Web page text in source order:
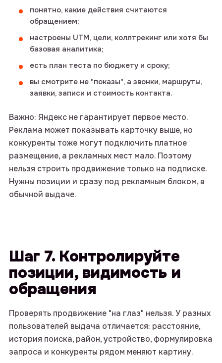
понятно, какие действия считаются
обращением;
настроены UTM, цели, коллтрекинг или хотя бы
базовая аналитика;
есть план теста по бюджету и сроку;
вы смотрите не "показы", а звонки, маршруты,
заявки, записи и стоимость контакта.
Важно: Яндекс не гарантирует первое место.
Реклама может показывать карточку выше, но
конкуренты тоже могут подключить платное
размещение, а рекламных мест мало. Поэтому
нельзя строить продвижение только на подписке.
Нужны позиции и сразу под рекламным блоком, в
обычной выдаче.
Шаг 7. Контролируйте
позиции, видимость и
обращения
Проверять продвижение "на глаз" нельзя. У разных
пользователей выдача отличается: расстояние,
история поиска, район, устройство, формулировка
запроса и конкуренты рядом меняют картину.
оставьте
заявку
проведем бесплатный
аудит и расскажем, как
улучшить результаты
или напишите нам в telegram